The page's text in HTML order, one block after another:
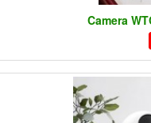
Camera